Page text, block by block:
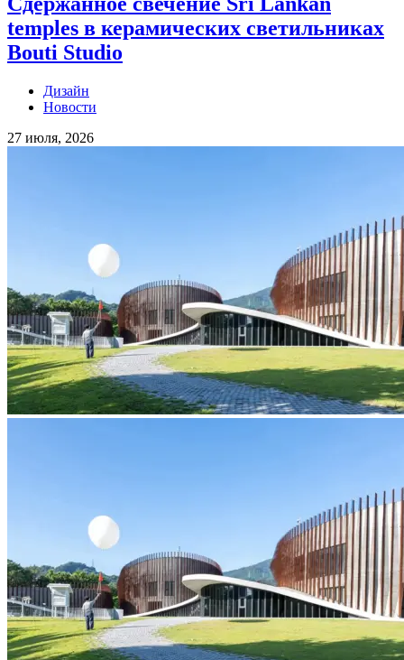
temples в керамических светильниках
Bouti Studio
Дизайн
Новости
27 июля, 2026